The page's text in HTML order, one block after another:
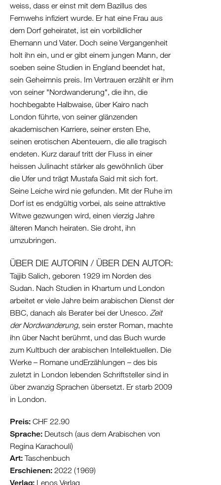
weiss, dass er einst mit dem Bazillus des
Fernwehs infiziert wurde. Er hat eine Frau aus
dem Dorf geheiratet, ist ein vorbildlicher
Ehemann und Vater. Doch seine Vergangenheit
holt ihn ein, und er gibt einem jungen Mann, der
soeben seine Studien in England beendet hat,
sein Geheimnis preis. Im Vertrauen erzählt er ihm
von seiner "Nordwanderung", die ihn, die
hochbegabte Halbwaise, über Kairo nach
London führte, von seiner glänzenden
akademischen Karriere, seiner ersten Ehe,
seinen erotischen Abenteuern, die alle tragisch
endeten. Kurz darauf tritt der Fluss in einer
heissen Julinacht stärker als gewöhnlich über
die Ufer und trägt Mustafa Said mit sich fort.
Seine Leiche wird nie gefunden. Mit der Ruhe im
Dorf ist es endgültig vorbei, als seine attraktive
Witwe gezwungen wird, einen vierzig Jahre
älteren Manch heiraten. Sie droht, ihn
umzubringen.
ÜBER DIE AUTORIN / ÜBER DEN AUTOR:
Tajjib Salich, geboren 1929 im Norden des
Sudan. Nach Studien in Khartum und London
arbeitet er viele Jahre beim arabischen Dienst der
BBC, danach als Berater bei der Unesco. Zeit
der Nordwanderung, sein erster Roman, machte
ihn über Nacht berühmt, und das Buch wurde
zum Kultbuch der arabischen Intellektuellen. Die
Werke – Romane undErzählungen – des bis
zuletzt in London lebenden Schriftsteller sind in
über zwanzig Sprachen übersetzt. Er starb 2009
in London.
Preis: CHF 22.90
Sprache: Deutsch (aus dem Arabischen von
Regina Karachouli)
Art: Taschenbuch
Erschienen: 2022 (1969)
Verlag: Lenos Verlag